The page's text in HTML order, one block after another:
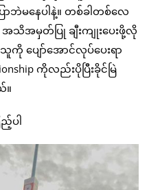
ဘဲမနေပါနဲ့။ တစ်ခါတစ်လေ
အမှတ်ပြု ချီးကျုးပေးဖို့လို
ပျော်အောင်လုပ်ပေးရာ
ကိုလည်းပိုပြီးခိုင်မြဲ
။
ပါ